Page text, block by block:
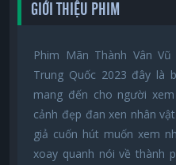
GIỚI THIỆU PHIM
Phim Mãn Thành Vân
Trung Quốc 2023 đây là
mang đến cho người
cảnh đẹp đan xen nhân
giả cuốn hút muốn xem
xoay quanh nói về thành